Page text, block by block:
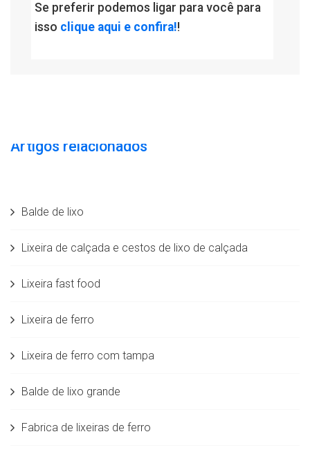
Se preferir podemos ligar para você para
isso clique aqui e confira!!
Artigos relacionados
Balde de lixo
Lixeira de calçada e cestos de lixo de calçada
Lixeira fast food
Lixeira de ferro
Lixeira de ferro com tampa
Balde de lixo grande
Fabrica de lixeiras de ferro